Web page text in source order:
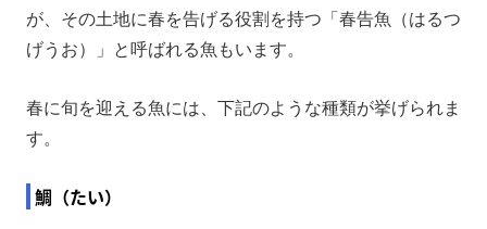
が、その土地に春を告げる役割を持つ「春告魚（はるつ
げうお）」と呼ばれる魚もいます。
春に旬を迎える魚には、下記のような種類が挙げられま
す。
鯛（たい）